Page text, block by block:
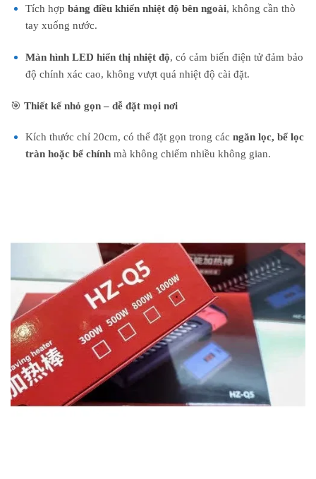
Tích hợp bảng điều khiển nhiệt độ bên ngoài, không cần thò
tay xuống nước.
Màn hình LED hiển thị nhiệt độ, có cảm biến điện tử đảm bảo
độ chính xác cao, không vượt quá nhiệt độ cài đặt.
🎯 Thiết kế nhỏ gọn – dễ đặt mọi nơi
Kích thước chỉ 20cm, có thể đặt gọn trong các ngăn lọc, bể lọc
tràn hoặc bể chínhmà không chiếm nhiều không gian.